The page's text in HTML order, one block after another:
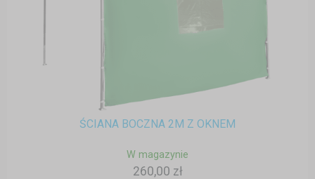
ŚCIANA BOCZNA 2M Z OKNEM
W magazynie
260,00 zł